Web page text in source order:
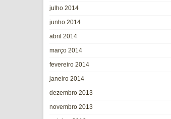
julho 2014
junho 2014
abril 2014
março 2014
fevereiro 2014
janeiro 2014
dezembro 2013
novembro 2013